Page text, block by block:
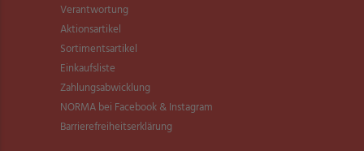
Verantwortung
Aktionsartikel
Sortimentsartikel
Einkaufsliste
Zahlungsabwicklung
NORMA bei Facebook & Instagram
Barrierefreiheitserklärung